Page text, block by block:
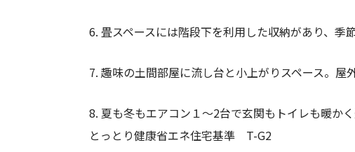
6. 畳スペースには階段下を利用した収納があり、季
7. 趣味の土間部屋に流し台と小上がりスペース。屋
8. 夏も冬もエアコン１～2台で玄関もトイレも暖か
とっとり健康省エネ住宅基準 T-G2